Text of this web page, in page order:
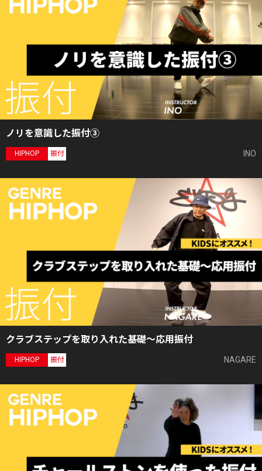
ノリを意識した振付③
HIPHOP 振付 INO
クラブステップを取り入れた基礎〜応用振付
HIPHOP 振付 NAGARE